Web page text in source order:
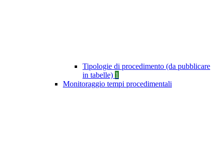
Tipologie di procedimento (da pubblicare
in tabelle) 1
Monitoraggio tempi procedimentali